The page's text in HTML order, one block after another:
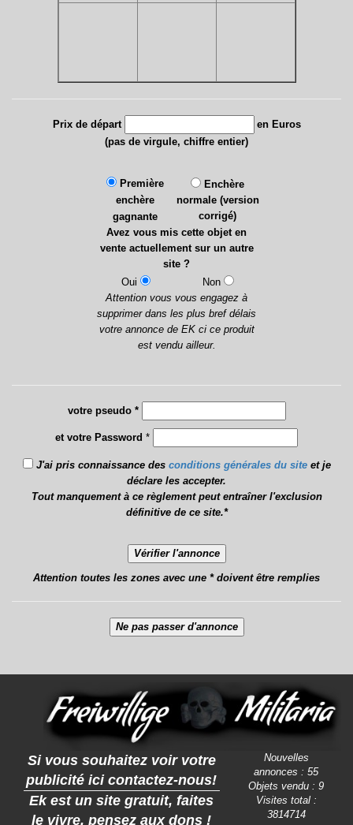
Prix de départ
en Euros
(pas de virgule, chiffre entier)
Première
enchère
gagnante
Enchère
normale (version
corrigé)
Avez vous mis cette objet en
vente actuellement sur un autre
site ?
Oui
Non
Attention vous vous engagez à
supprimer dans les plus bref délais
votre annonce de EK ci ce produit
est vendu ailleur.
votre pseudo *
et votre Password *
J'ai pris connaissance des conditions générales du siteet je
déclare les accepter.
Tout manquement à ce règlement peut entraîner l'exclusion
définitive de ce site.*
Attention toutes les zones avec une * doivent être remplies
Si vous souhaitez voir votre
publicité ici contactez-nous!
Ek est un site gratuit, faites
le vivre, pensez aux dons !
Nouvelles
annonces : 55
Objets vendu : 9
Visites total :
3814714